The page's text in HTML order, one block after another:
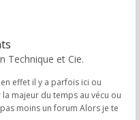
Technique et Cie.
effet il y a parfois ici ou
majeur du temps au vécu ou
moins un forum Alors je te